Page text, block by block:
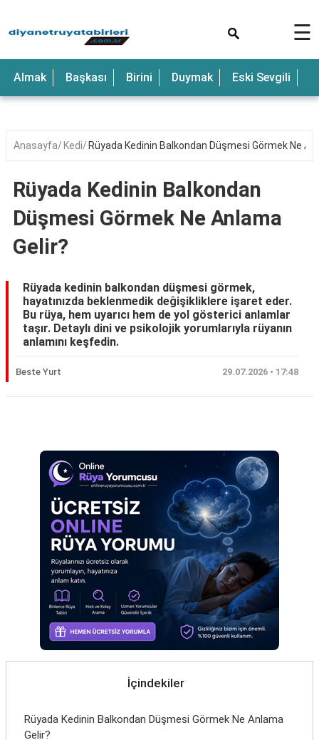
Anne
Bebek
Çocuk
Deniz
Düğün
Erkek
Eski
Gelin
Hamile
İletişim
☰
Almak Başkası Birini Duymak Eski Sevgili
Anasayfa Kedi Rüyada Kedinin Balkondan Düşmesi Görmek Ne
Rüyada Kedinin Balkondan
Düşmesi Görmek Ne Anlama
Gelir?
Rüyada kedinin balkondan düşmesi görmek,
hayatınızda beklenmedik değişikliklere işaret eder.
Bu rüya, hem uyarıcı hem de yol gösterici anlamlar
taşır. Detaylı dini ve psikolojik yorumlarıyla rüyanın
anlamını keşfedin.
Beste Yurt 29.07.2026 • 17:48
İçindekiler
Rüyada Kedinin Balkondan Düşmesi Görmek Ne Anlama
Gelir?